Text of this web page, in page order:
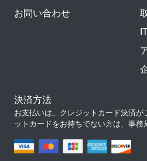
お問い合わせ
決済方法
お支払いは、クレジットカード決済
ットカードをお持ちでない方は、事務